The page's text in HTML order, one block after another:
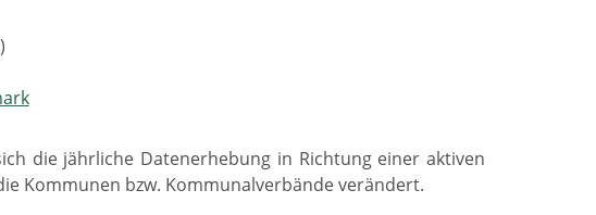
die jährliche Datenerhebung in Richtung einer aktiven
Kommunen bzw. Kommunalverbände verändert.